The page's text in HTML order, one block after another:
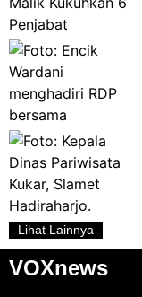
Lihat Lainnya
VOXnews